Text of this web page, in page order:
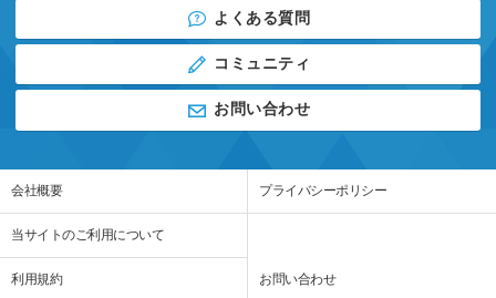
よくある質問
コミュニティ
お問い合わせ
会社概要 プライバシーポリシー
当サイトのご利用について
利用規約 お問い合わせ